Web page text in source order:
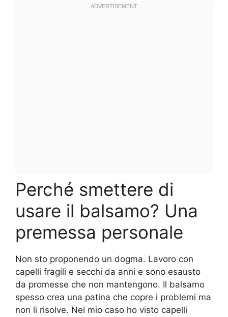
Perché smettere di
usare il balsamo? Una
premessa personale
Non sto proponendo un dogma. Lavoro con
capelli fragili e secchi da anni e sono esausto
da promesse che non mantengono. Il balsamo
spesso crea una patina che copre i problemi ma
non li risolve. Nel mio caso ho visto capelli